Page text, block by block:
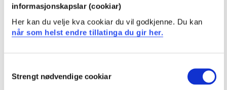
informasjonskapslar (cookiar)
Her kan du velje kva cookiar du vil godkjenne. Du kan
når som helst endre tillatinga du gir her.
Selection
Strengt nødvendige cookiar
Studenten
kan forklare adapsjonar til ulike treningsmetodar
kan gjennomføre trening av styrke, uthald, spenst og